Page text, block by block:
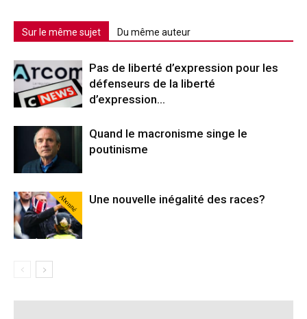
Sur le même sujet Du même auteur
Pas de liberté d’expression pour les
défenseurs de la liberté
d’expression…
Quand le macronisme singe le
poutinisme
Abonné Une nouvelle inégalité des races?